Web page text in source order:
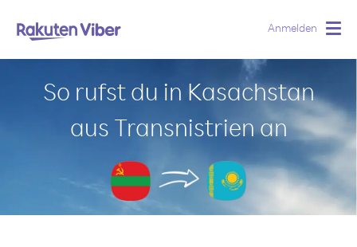
Anmelden
So rufst du in Kasachstan
aus Transnistrien an